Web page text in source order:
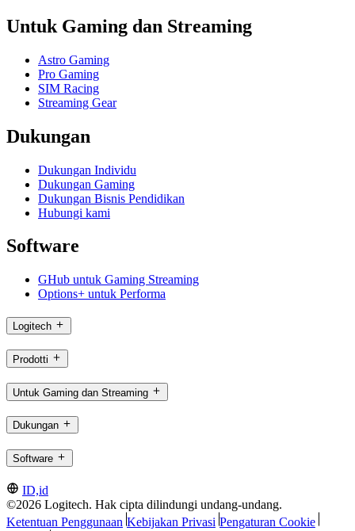
Untuk Gaming dan Streaming
Astro Gaming
Pro Gaming
SIM Racing
Streaming Gear
Dukungan
Dukungan Individu
Dukungan Gaming
Dukungan Bisnis Pendidikan
Hubungi kami
Software
GHub untuk Gaming Streaming
Options+ untuk Performa
Logitech
Prodotti
Untuk Gaming dan Streaming
Dukungan
Software
ID,id
©2026 Logitech. Hak cipta dilindungi undang-undang.
Ketentuan Penggunaan Kebijakan Privasi Pengaturan Cookie